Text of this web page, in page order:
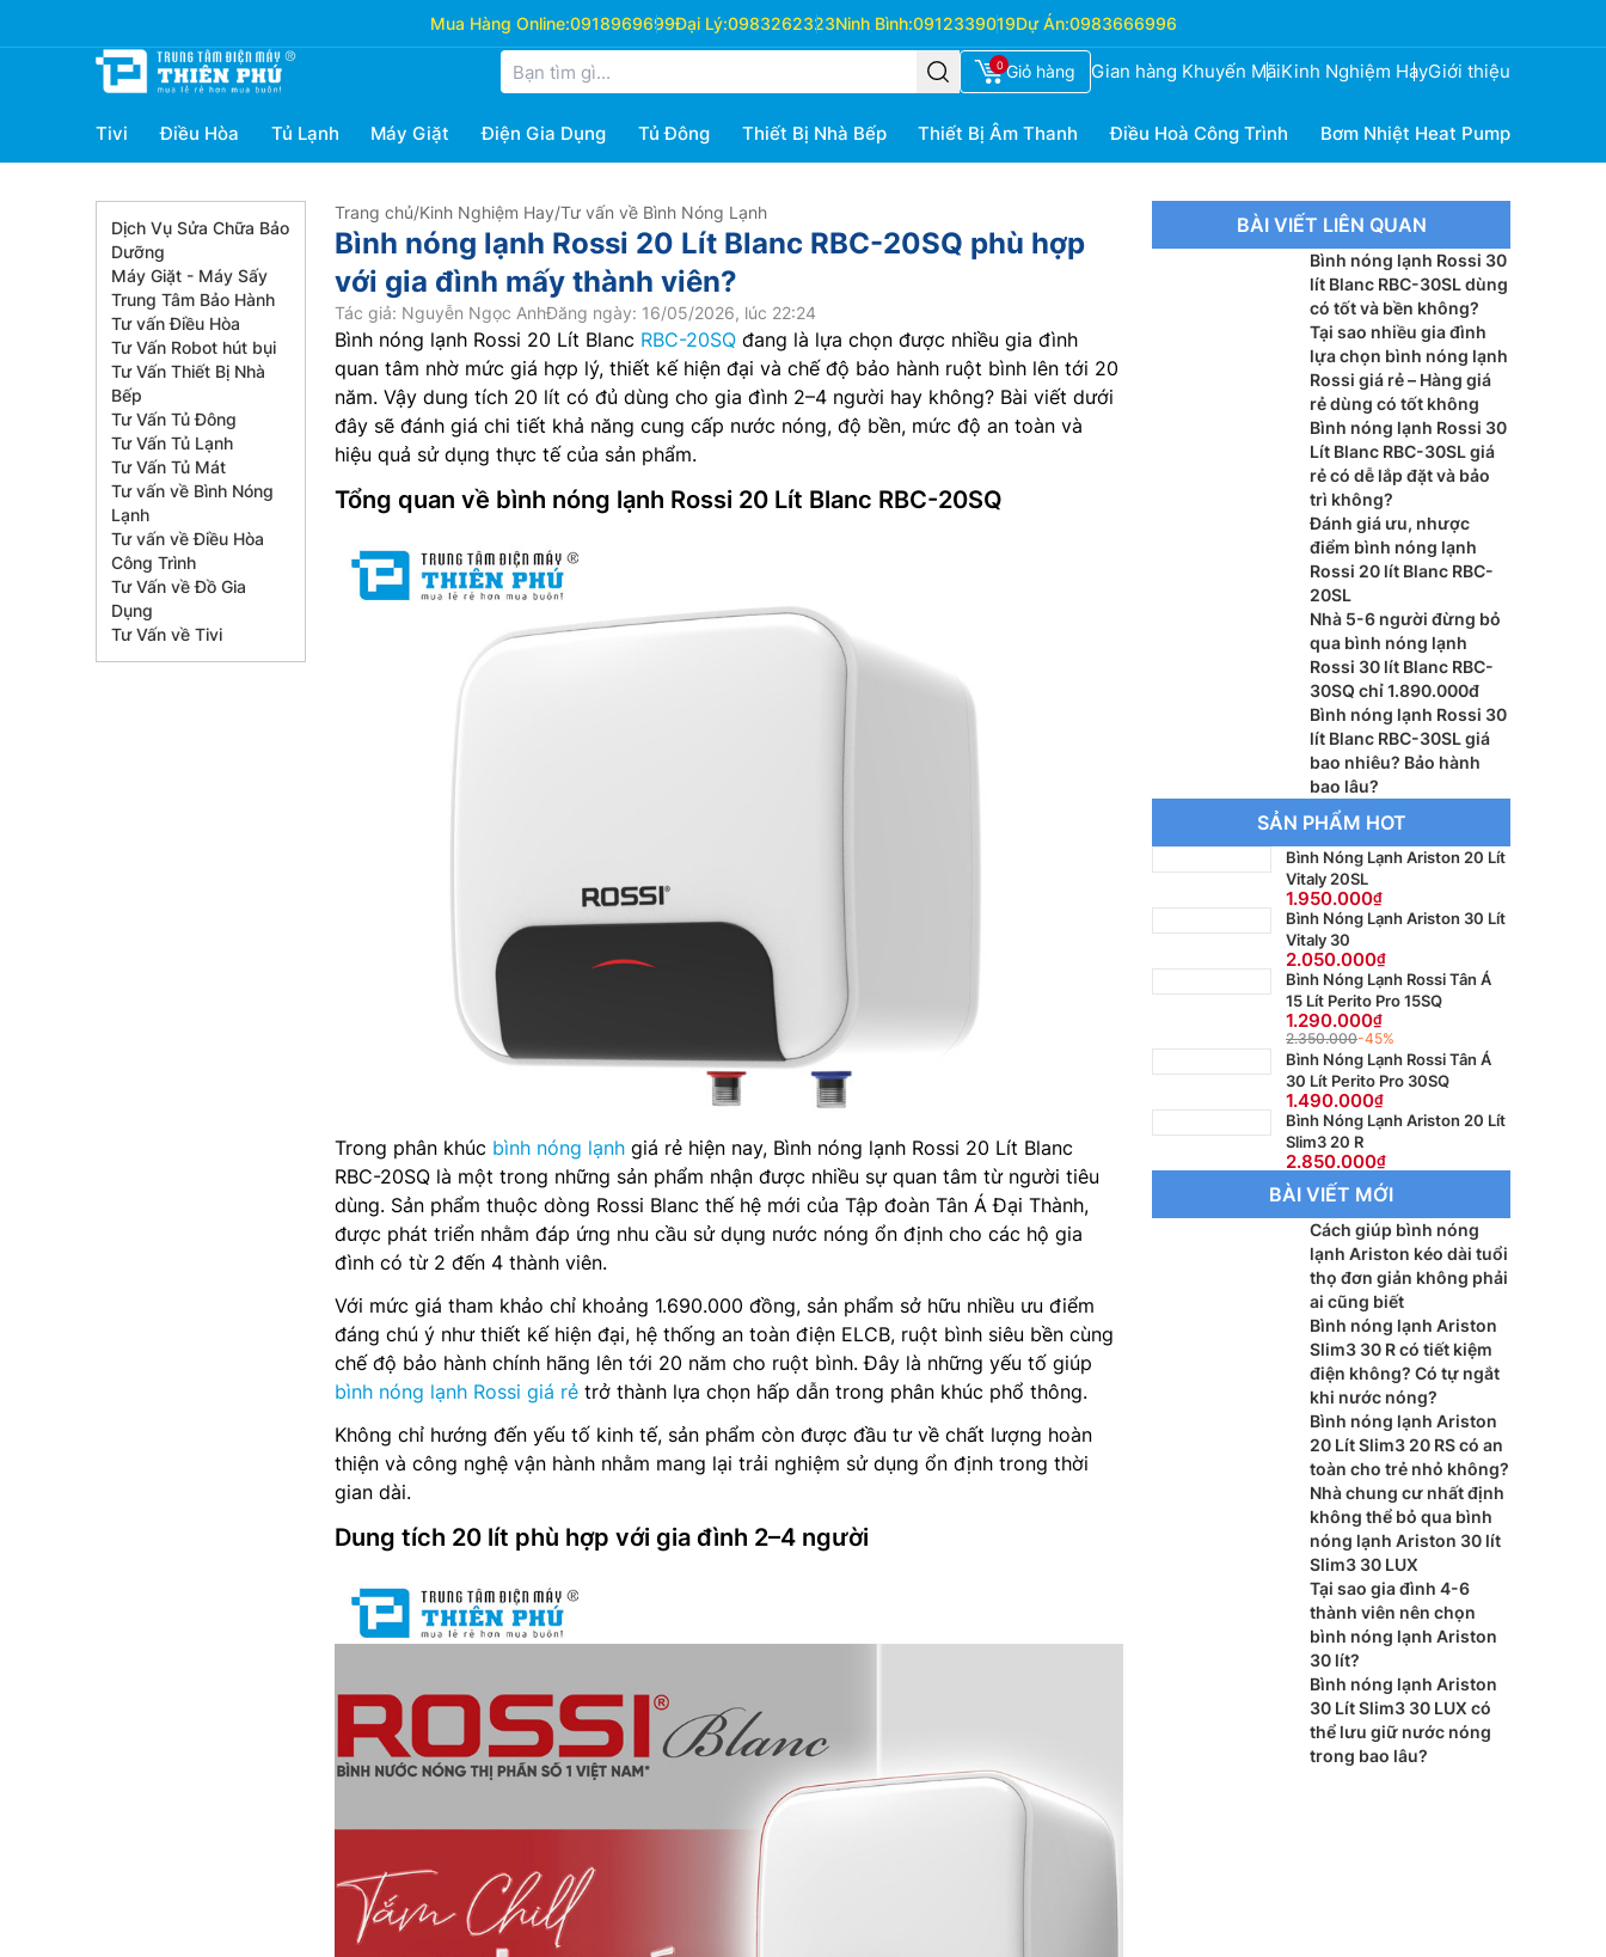
Mua Hàng Online:0918969699Đại Lý:0983262323Ninh Bình:0912339019Dự Án:0983666996
0 Giỏ hàng Gian hàng Khuyến MãiKinh Nghiệm HayGiới thiệu
Tivi Điều Hòa Tủ Lạnh Máy Giặt Điện Gia Dụng Tủ Đông Thiết Bị Nhà Bếp Thiết Bị Âm Thanh Điều Hoà Công Trình Bơm Nhiệt Heat Pump
Dịch Vụ Sửa Chữa Bảo
Dưỡng
Máy Giặt - Máy Sấy
Trung Tâm Bảo Hành
Tư vấn Điều Hòa
Tư Vấn Robot hút bụi
Tư Vấn Thiết Bị Nhà
Bếp
Tư Vấn Tủ Đông
Tư Vấn Tủ Lạnh
Tư Vấn Tủ Mát
Tư vấn về Bình Nóng
Lạnh
Tư vấn về Điều Hòa
Công Trình
Tư Vấn về Đồ Gia
Dụng
Tư Vấn về Tivi
Trang chủ/Kinh Nghiệm Hay/Tư vấn về Bình Nóng Lạnh
Bình nóng lạnh Rossi 20 Lít Blanc RBC-20SQ phù hợp
với gia đình mấy thành viên?
Tác giả: Nguyễn Ngọc AnhĐăng ngày: 16/05/2026, lúc 22:24
Bình nóng lạnh Rossi 20 Lít Blanc RBC-20SQ đang là lựa chọn được nhiều gia đình
quan tâm nhờ mức giá hợp lý, thiết kế hiện đại và chế độ bảo hành ruột bình lên tới 20
năm. Vậy dung tích 20 lít có đủ dùng cho gia đình 2–4 người hay không? Bài viết dưới
đây sẽ đánh giá chi tiết khả năng cung cấp nước nóng, độ bền, mức độ an toàn và
hiệu quả sử dụng thực tế của sản phẩm.
Tổng quan về bình nóng lạnh Rossi 20 Lít Blanc RBC-20SQ
Trong phân khúc bình nóng lạnh giá rẻ hiện nay, Bình nóng lạnh Rossi 20 Lít Blanc
RBC-20SQ là một trong những sản phẩm nhận được nhiều sự quan tâm từ người tiêu
dùng. Sản phẩm thuộc dòng Rossi Blanc thế hệ mới của Tập đoàn Tân Á Đại Thành,
được phát triển nhằm đáp ứng nhu cầu sử dụng nước nóng ổn định cho các hộ gia
đình có từ 2 đến 4 thành viên.
Với mức giá tham khảo chỉ khoảng 1.690.000 đồng, sản phẩm sở hữu nhiều ưu điểm
đáng chú ý như thiết kế hiện đại, hệ thống an toàn điện ELCB, ruột bình siêu bền cùng
chế độ bảo hành chính hãng lên tới 20 năm cho ruột bình. Đây là những yếu tố giúp
bình nóng lạnh Rossi giá rẻ trở thành lựa chọn hấp dẫn trong phân khúc phổ thông.
Không chỉ hướng đến yếu tố kinh tế, sản phẩm còn được đầu tư về chất lượng hoàn
thiện và công nghệ vận hành nhằm mang lại trải nghiệm sử dụng ổn định trong thời
gian dài.
Dung tích 20 lít phù hợp với gia đình 2–4 người
BÀI VIẾT LIÊN QUAN
Bình nóng lạnh Rossi 30
lít Blanc RBC-30SL dùng
có tốt và bền không?
Tại sao nhiều gia đình
lựa chọn bình nóng lạnh
Rossi giá rẻ – Hàng giá
rẻ dùng có tốt không
Bình nóng lạnh Rossi 30
Lít Blanc RBC-30SL giá
rẻ có dễ lắp đặt và bảo
trì không?
Đánh giá ưu, nhược
điểm bình nóng lạnh
Rossi 20 lít Blanc RBC-
20SL
Nhà 5-6 người đừng bỏ
qua bình nóng lạnh
Rossi 30 lít Blanc RBC-
30SQ chỉ 1.890.000đ
Bình nóng lạnh Rossi 30
lít Blanc RBC-30SL giá
bao nhiêu? Bảo hành
bao lâu?
SẢN PHẨM HOT
Bình Nóng Lạnh Ariston 20 Lít
Vitaly 20SL
1.950.000
Bình Nóng Lạnh Ariston 30 Lít
Vitaly 30
2.050.000
Bình Nóng Lạnh Rossi Tân Á
15 Lít Perito Pro 15SQ
1.290.000
2.350.000-45%
Bình Nóng Lạnh Rossi Tân Á
30 Lít Perito Pro 30SQ
1.490.000
Bình Nóng Lạnh Ariston 20 Lít
Slim3 20 R
2.850.000
BÀI VIẾT MỚI
Cách giúp bình nóng
lạnh Ariston kéo dài tuổi
thọ đơn giản không phải
ai cũng biết
Bình nóng lạnh Ariston
Slim3 30 R có tiết kiệm
điện không? Có tự ngắt
khi nước nóng?
Bình nóng lạnh Ariston
20 Lít Slim3 20 RS có an
toàn cho trẻ nhỏ không?
Nhà chung cư nhất định
không thể bỏ qua bình
nóng lạnh Ariston 30 lít
Slim3 30 LUX
Tại sao gia đình 4-6
thành viên nên chọn
bình nóng lạnh Ariston
30 lít?
Bình nóng lạnh Ariston
30 Lít Slim3 30 LUX có
thể lưu giữ nước nóng
trong bao lâu?